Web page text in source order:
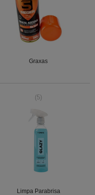
Graxas
(5)
Limpa Parabrisa